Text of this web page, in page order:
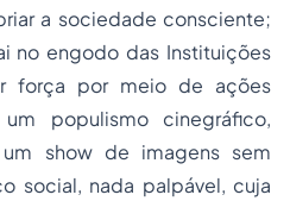
a sociedade consciente;
no engodo das Instituições
força por meio de ações
populismo cinegráfico,
show de imagens sem
social, nada palpável, cuja